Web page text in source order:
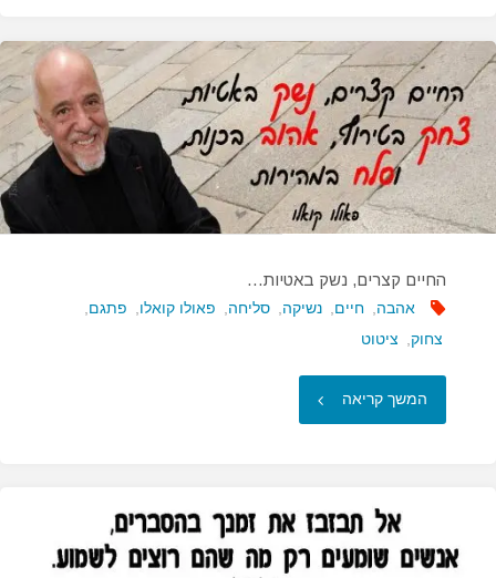
בדרכך,
אינך
צריך…"
החיים קצרים, נשק באטיות…
אהבה, חיים, נשיקה, סליחה, פאולו קואלו, פתגם,
צחוק, ציטוט
המשך קריאה "החיים